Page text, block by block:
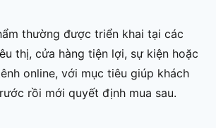
thường được triển khai tại các
thị, cửa hàng tiện lợi, sự kiện hoặc
online, với mục tiêu giúp khách
rồi mới quyết định mua sau.